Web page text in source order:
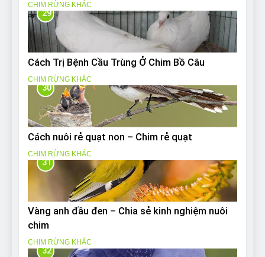
CHIM RỪNG KHÁC
29
Cách Trị Bệnh Cầu Trùng Ở Chim Bồ Câu
CHIM RỪNG KHÁC
30
Cách nuôi rẻ quạt non – Chim rẻ quạt
CHIM RỪNG KHÁC
31
Vàng anh đầu đen – Chia sẻ kinh nghiệm nuôi
chim
CHIM RỪNG KHÁC
32